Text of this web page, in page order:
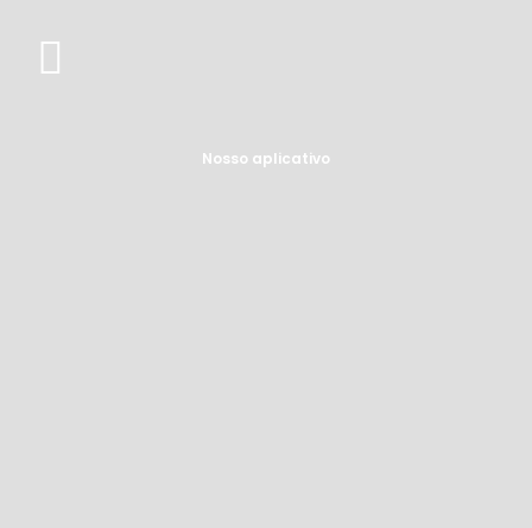
Nosso aplicativo